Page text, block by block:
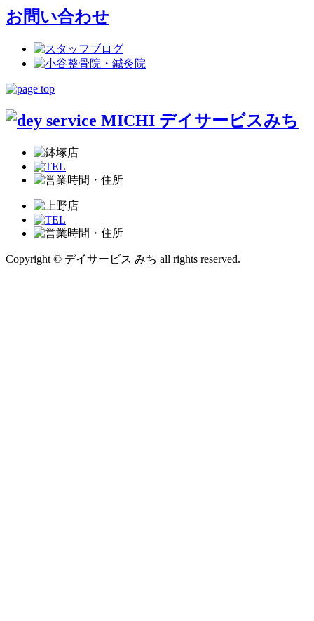
お問い合わせ
Copyright © デイサービス みち all rights reserved.